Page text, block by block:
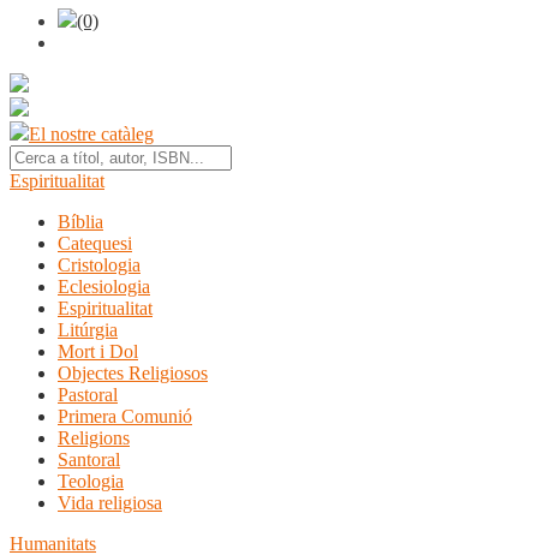
(0)
El nostre catàleg
Espiritualitat
Bíblia
Catequesi
Cristologia
Eclesiologia
Espiritualitat
Litúrgia
Mort i Dol
Objectes Religiosos
Pastoral
Primera Comunió
Religions
Santoral
Teologia
Vida religiosa
Humanitats